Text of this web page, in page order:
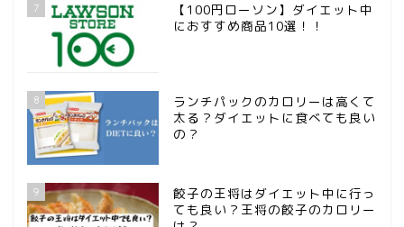
7
【100円ローソン】ダイエット中
におすすめ商品10選！！
8
ランチパックのカロリーは高くて
太る？ダイエットに食べても良い
の？
9
餃子の王将はダイエット中に行っ
ても良い？王将の餃子のカロリー
サンプルページ